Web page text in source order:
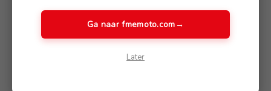
Deze windgeleiders bieden een effectieve protectie voor je
handen tegen de wind. De geleiders worden veilig bevestigd
Ga naar fmemoto.com→
Later